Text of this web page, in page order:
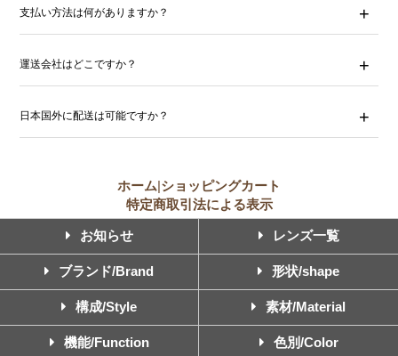
支払い方法は何がありますか？
運送会社はどこですか？
日本国外に配送は可能ですか？
ホーム|ショッピングカート
特定商取引法による表示
お知らせ レンズ一覧
ブランド/Brand 形状/shape
構成/Style 素材/Material
機能/Function 色別/Color